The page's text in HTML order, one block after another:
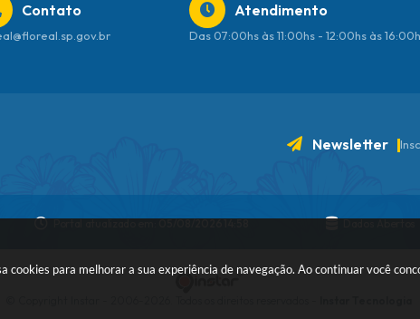
cookies para melhorar a sua experiência de navegação. Ao continuar você
Newsletter
Contato Atendimento
Das 07:00hs às 11:00hs - 12:00hs às
Portal atualizado em:05/08/2026 14:58 Dados Abertos